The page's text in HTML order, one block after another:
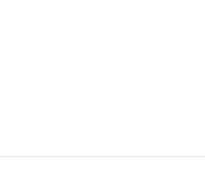
статистики
правовой